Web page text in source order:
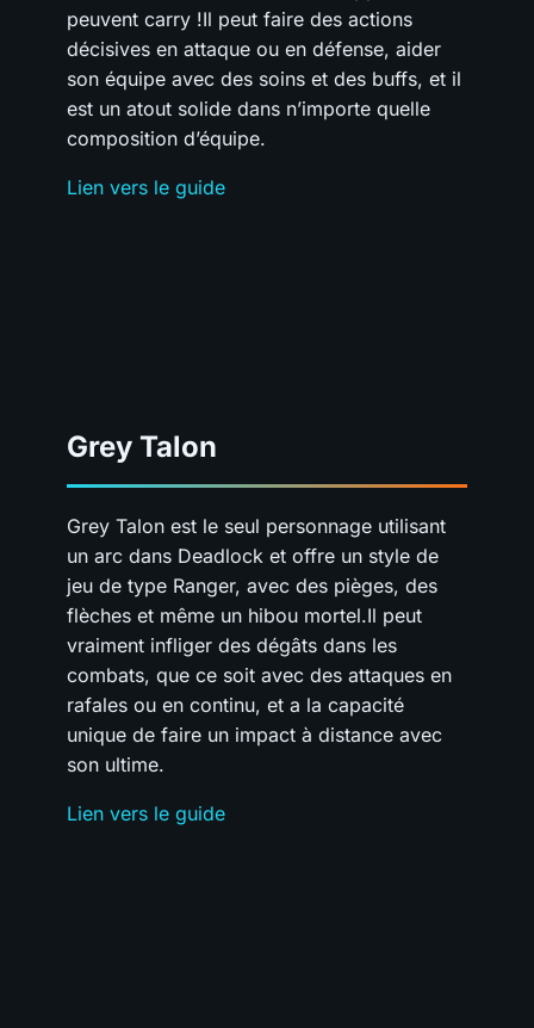
peuvent carry !Il peut faire des actions
décisives en attaque ou en défense, aider
son équipe avec des soins et des buffs, et il
est un atout solide dans n’importe quelle
composition d’équipe.
Lien vers le guide
Grey Talon
Grey Talon est le seul personnage utilisant
un arc dans Deadlock et offre un style de
jeu de type Ranger, avec des pièges, des
flèches et même un hibou mortel.Il peut
vraiment infliger des dégâts dans les
combats, que ce soit avec des attaques en
rafales ou en continu, et a la capacité
unique de faire un impact à distance avec
son ultime.
Lien vers le guide